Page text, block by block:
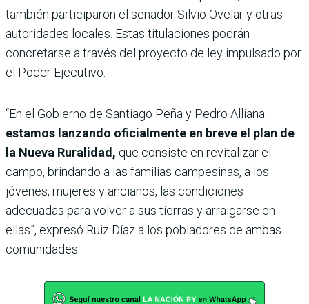
también participaron el senador Silvio Ovelar y otras
autoridades locales. Estas titulaciones podrán
concretarse a través del proyecto de ley impulsado por
el Poder Ejecutivo.
“En el Gobierno de Santiago Peña y Pedro Alliana
estamos lanzando oficialmente en breve el plan de
la Nueva Ruralidad, que consiste en revitalizar el
campo, brindando a las familias campesinas, a los
jóvenes, mujeres y ancianos, las condiciones
adecuadas para volver a sus tierras y arraigarse en
ellas”, expresó Ruiz Díaz a los pobladores de ambas
comunidades.